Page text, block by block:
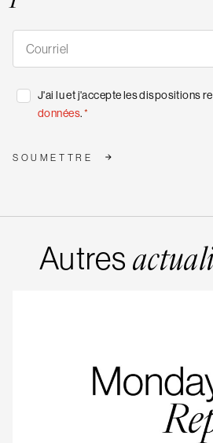
S'abonner
*Consentement
*
J'ai lu et j'accepte les dispositions
données.*
SOUMETTRE
Autres